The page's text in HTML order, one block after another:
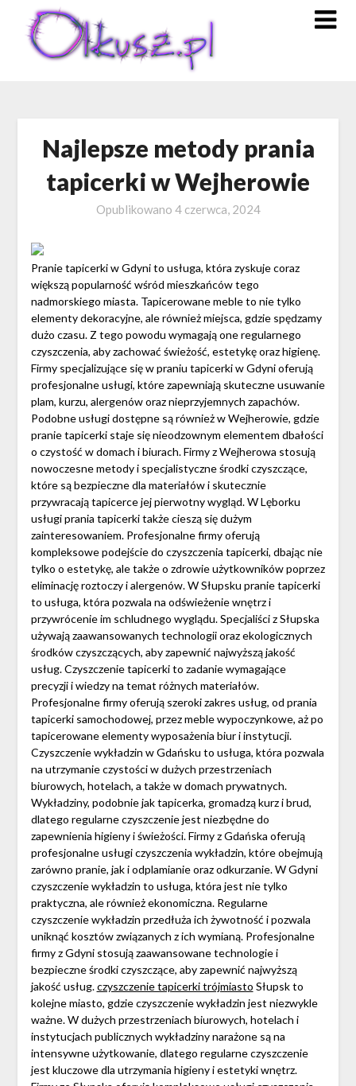
content
Najlepsze metody prania
tapicerki w Wejherowie
Opublikowano 4 czerwca, 2024
Pranie tapicerki w Gdyni to usługa, która zyskuje coraz
większą popularność wśród mieszkańców tego
nadmorskiego miasta. Tapicerowane meble to nie tylko
elementy dekoracyjne, ale również miejsca, gdzie spędzamy
dużo czasu. Z tego powodu wymagają one regularnego
czyszczenia, aby zachować świeżość, estetykę oraz higienę.
Firmy specjalizujące się w praniu tapicerki w Gdyni oferują
profesjonalne usługi, które zapewniają skuteczne usuwanie
plam, kurzu, alergenów oraz nieprzyjemnych zapachów.
Podobne usługi dostępne są również w Wejherowie, gdzie
pranie tapicerki staje się nieodzownym elementem dbałości
o czystość w domach i biurach. Firmy z Wejherowa stosują
nowoczesne metody i specjalistyczne środki czyszczące,
które są bezpieczne dla materiałów i skutecznie
przywracają tapicerce jej pierwotny wygląd. W Lęborku
usługi prania tapicerki także cieszą się dużym
zainteresowaniem. Profesjonalne firmy oferują
kompleksowe podejście do czyszczenia tapicerki, dbając nie
tylko o estetykę, ale także o zdrowie użytkowników poprzez
eliminację roztoczy i alergenów. W Słupsku pranie tapicerki
to usługa, która pozwala na odświeżenie wnętrz i
przywrócenie im schludnego wyglądu. Specjaliści z Słupska
używają zaawansowanych technologii oraz ekologicznych
środków czyszczących, aby zapewnić najwyższą jakość
usług. Czyszczenie tapicerki to zadanie wymagające
precyzji i wiedzy na temat różnych materiałów.
Profesjonalne firmy oferują szeroki zakres usług, od prania
tapicerki samochodowej, przez meble wypoczynkowe, aż po
tapicerowane elementy wyposażenia biur i instytucji.
Czyszczenie wykładzin w Gdańsku to usługa, która pozwala
na utrzymanie czystości w dużych przestrzeniach
biurowych, hotelach, a także w domach prywatnych.
Wykładziny, podobnie jak tapicerka, gromadzą kurz i brud,
dlatego regularne czyszczenie jest niezbędne do
zapewnienia higieny i świeżości. Firmy z Gdańska oferują
profesjonalne usługi czyszczenia wykładzin, które obejmują
zarówno pranie, jak i odplamianie oraz odkurzanie. W Gdyni
czyszczenie wykładzin to usługa, która jest nie tylko
praktyczna, ale również ekonomiczna. Regularne
czyszczenie wykładzin przedłuża ich żywotność i pozwala
uniknąć kosztów związanych z ich wymianą. Profesjonalne
firmy z Gdyni stosują zaawansowane technologie i
bezpieczne środki czyszczące, aby zapewnić najwyższą
jakość usług.czyszczenie tapicerki trójmiasto Słupsk to
kolejne miasto, gdzie czyszczenie wykładzin jest niezwykle
ważne. W dużych przestrzeniach biurowych, hotelach i
instytucjach publicznych wykładziny narażone są na
intensywne użytkowanie, dlatego regularne czyszczenie
jest kluczowe dla utrzymania higieny i estetyki wnętrz.